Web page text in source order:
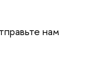
нам